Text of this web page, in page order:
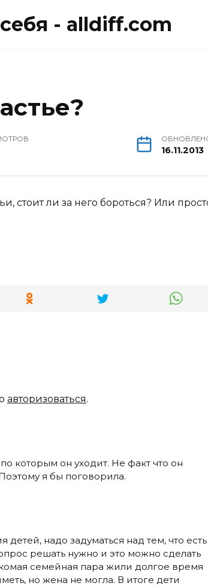
- alldiff.com
16.11.2013
стоит ли за него бороться? Или
авторизоваться.
которым он уходит. Не факт что он
я бы поговорила.
детей, надо задуматься над тем, что есть
решать нужно и это можно сделать
семейная пара жили долгое время
но жена не могла. В итоге дети